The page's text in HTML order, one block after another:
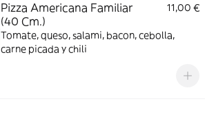
Pizza Americana Familiar
(40 Cm.)
11,00 €
Tomate, queso, salami, bacon, cebolla,
carne picada y chili